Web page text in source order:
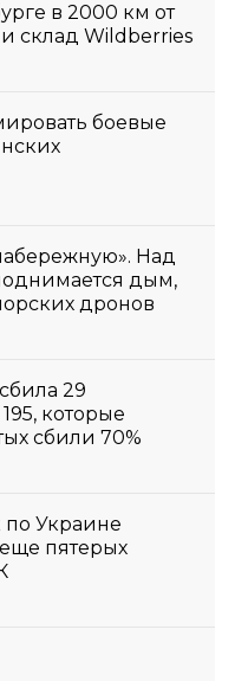
в 2000 км от
склад Wildberries
боевые
Над
дым,
дронов
29
которые
сбили 70%
по Украине
пятерых